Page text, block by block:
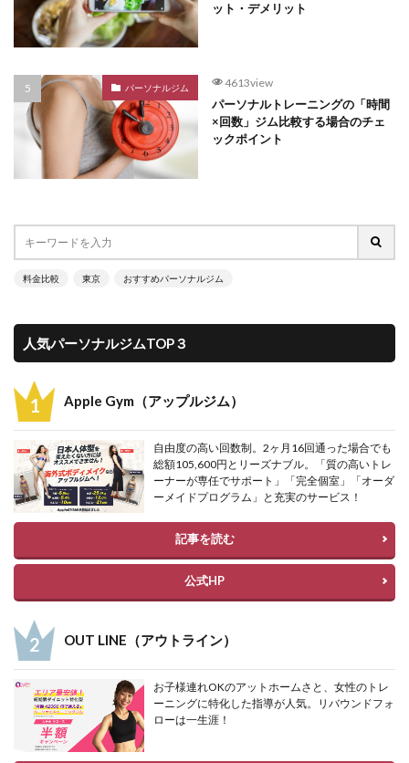
ット・デメリット
パーソナルジム 4613view
パーソナルトレーニングの「時間
×回数」ジム比較する場合のチェ
ックポイント
料金比較 東京 おすすめパーソナルジム
人気パーソナルジムTOP３
Apple Gym（アップルジム）
自由度の高い回数制。2ヶ月16回通った場合でも
総額105,600円とリーズナブル。「質の高いトレ
ーナーが専任でサポート」「完全個室」「オーダ
ーメイドプログラム」と充実のサービス！
記事を読む
公式HP
OUT LINE（アウトライン）
お子様連れOKのアットホームさと、女性のトレ
ーニングに特化した指導が人気。リバウンドフォ
ローは一生涯！